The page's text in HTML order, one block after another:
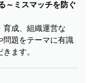
～ミスマッチを防ぐ
育成、組織運営な
問題をテーマに有識
ます。